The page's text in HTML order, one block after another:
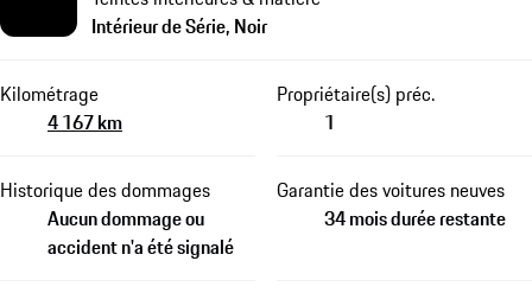
Intérieur de Série, Noir
Kilométrage
4 167 km
Propriétaire(s) préc.
1
Historique des dommages
Aucun dommage ou
accident n'a été signalé
Garantie des voitures neuves
34 mois durée restante